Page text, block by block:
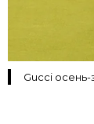
Gucci осень-